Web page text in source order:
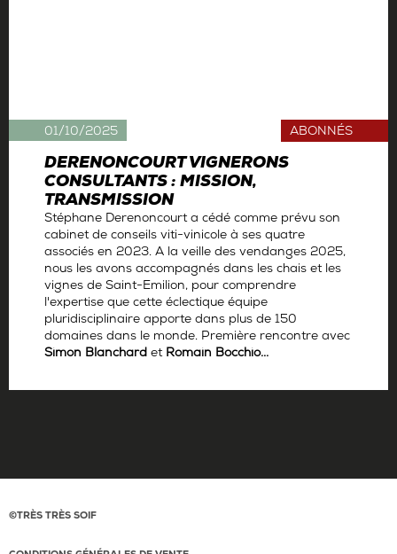
DERENONCOURT VIGNERONS
CONSULTANTS : MISSION,
TRANSMISSION
ABONNÉS
Stéphane Derenoncourt a cédé comme prévu son
cabinet de conseils viti-vinicole à ses quatre
associés en 2023. A la veille des vendanges 2025,
nous les avons accompagnés dans les chais et les
vignes de Saint-Emilion, pour comprendre
l'expertise que cette éclectique équipe
pluridisciplinaire apporte dans plus de 150
domaines dans le monde. Première rencontre avec
Simon Blanchard et Romain Bocchio...
01/10/2025
©TRÈS TRÈS SOIF